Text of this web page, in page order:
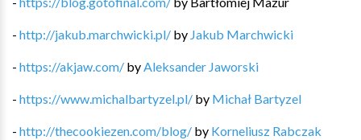
- http://jakub.marchwicki.pl/ by Jakub Marchwicki
- https://akjaw.com/ by Aleksander Jaworski
- https://www.michalbartyzel.pl/ by Michał Bartyzel
- http://thecookiezen.com/blog/ by Korneliusz Rabczak